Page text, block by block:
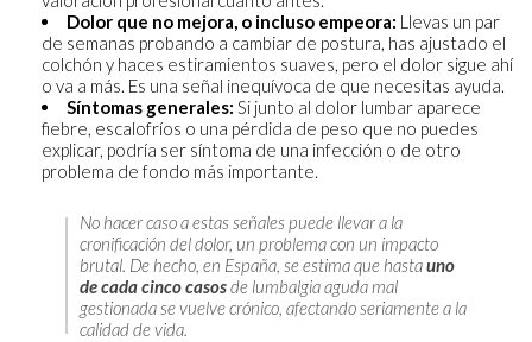
Dolor que no mejora, o incluso empeora: Llevas un par
de semanas probando a cambiar de postura, has ajustado el
colchón y haces estiramientos suaves, pero el dolor sigue ahí
o va a más. Es una señal inequívoca de que necesitas ayuda.
Síntomas generales: Si junto al dolor lumbar aparece
fiebre, escalofríos o una pérdida de peso que no puedes
explicar, podría ser síntoma de una infección o de otro
problema de fondo más importante.
No hacer caso a estas señales puede llevar a la
cronificación del dolor, un problema con un impacto
brutal. De hecho, en España, se estima que hastauno
de cada cinco casosde lumbalgia aguda mal
gestionada se vuelve crónico, afectando seriamente a la
calidad de vida.